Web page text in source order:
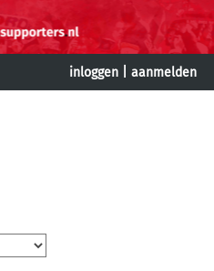
inloggen aanmelden